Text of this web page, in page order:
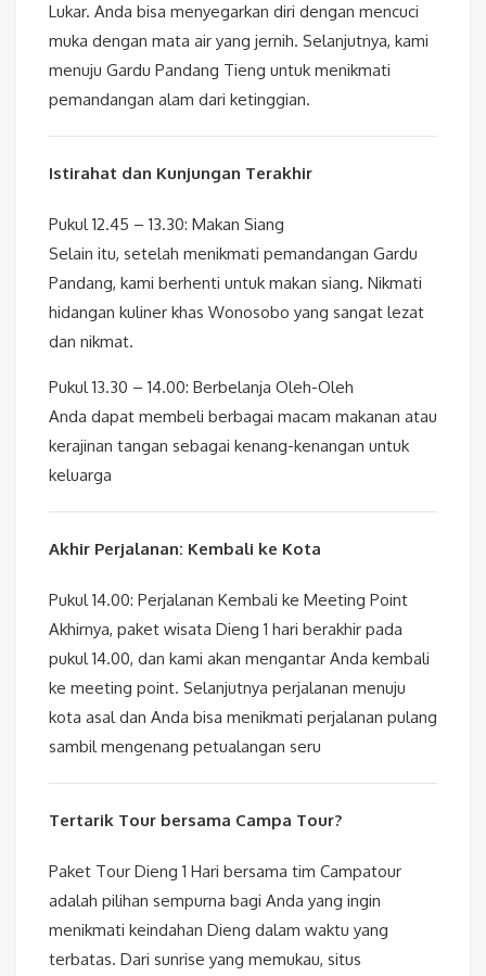
Lukar. Anda bisa menyegarkan diri dengan mencuci
muka dengan mata air yang jernih. Selanjutnya, kami
menuju Gardu Pandang Tieng untuk menikmati
pemandangan alam dari ketinggian.
Istirahat dan Kunjungan Terakhir
Pukul 12.45 – 13.30: Makan Siang
Selain itu, setelah menikmati pemandangan Gardu
Pandang, kami berhenti untuk makan siang. Nikmati
hidangan kuliner khas Wonosobo yang sangat lezat
dan nikmat.
Pukul 13.30 – 14.00: Berbelanja Oleh-Oleh
Anda dapat membeli berbagai macam makanan atau
kerajinan tangan sebagai kenang-kenangan untuk
keluarga
Akhir Perjalanan: Kembali ke Kota
Pukul 14.00: Perjalanan Kembali ke Meeting Point
Akhirnya, paket wisata Dieng 1 hari berakhir pada
pukul 14.00, dan kami akan mengantar Anda kembali
ke meeting point. Selanjutnya perjalanan menuju
kota asal dan Anda bisa menikmati perjalanan pulang
sambil mengenang petualangan seru
Tertarik Tour bersama Campa Tour?
Paket Tour Dieng 1 Hari bersama tim Campatour
adalah pilihan sempurna bagi Anda yang ingin
menikmati keindahan Dieng dalam waktu yang
terbatas. Dari sunrise yang memukau, situs